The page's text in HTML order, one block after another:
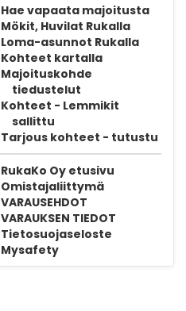
Hae vapaata majoitusta
Mökit, Huvilat Rukalla
Loma-asunnot Rukalla
Kohteet kartalla
Majoituskohde
tiedustelut
Kohteet - Lemmikit
sallittu
Tarjous kohteet - tutustu
RukaKo Oy etusivu
Omistajaliittymä
VARAUSEHDOT
VARAUKSEN TIEDOT
Tietosuojaseloste
Mysafety